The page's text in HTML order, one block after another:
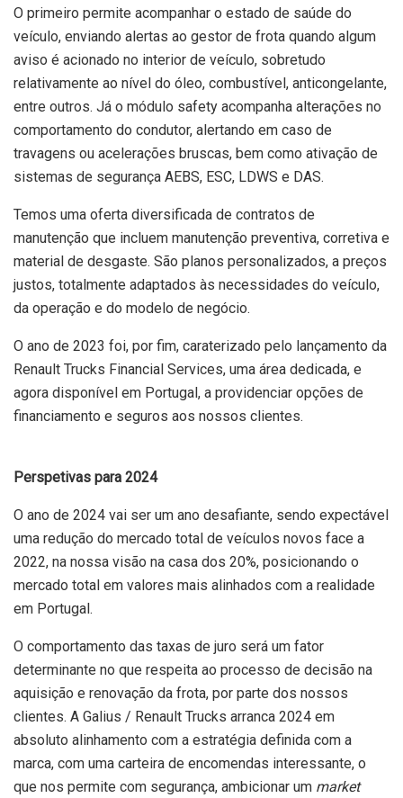
O primeiro permite acompanhar o estado de saúde do
veículo, enviando alertas ao gestor de frota quando algum
aviso é acionado no interior de veículo, sobretudo
relativamente ao nível do óleo, combustível, anticongelante,
entre outros. Já o módulo safety acompanha alterações no
comportamento do condutor, alertando em caso de
travagens ou acelerações bruscas, bem como ativação de
sistemas de segurança AEBS, ESC, LDWS e DAS.
Temos uma oferta diversificada de contratos de
manutenção que incluem manutenção preventiva, corretiva e
material de desgaste. São planos personalizados, a preços
justos, totalmente adaptados às necessidades do veículo,
da operação e do modelo de negócio.
O ano de 2023 foi, por fim, caraterizado pelo lançamento da
Renault Trucks Financial Services, uma área dedicada, e
agora disponível em Portugal, a providenciar opções de
financiamento e seguros aos nossos clientes.
Perspetivas para 2024
O ano de 2024 vai ser um ano desafiante, sendo expectável
uma redução do mercado total de veículos novos face a
2022, na nossa visão na casa dos 20%, posicionando o
mercado total em valores mais alinhados com a realidade
em Portugal.
O comportamento das taxas de juro será um fator
determinante no que respeita ao processo de decisão na
aquisição e renovação da frota, por parte dos nossos
clientes. A Galius / Renault Trucks arranca 2024 em
absoluto alinhamento com a estratégia definida com a
marca, com uma carteira de encomendas interessante, o
que nos permite com segurança, ambicionar um market